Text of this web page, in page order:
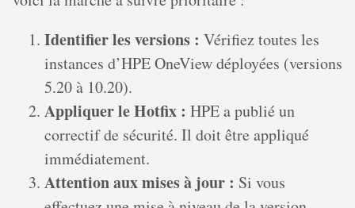
Identifier les versions : Vérifiez toutes les
instances d’HPE OneView déployées (versions
5.20 à 10.20).
Appliquer le Hotfix : HPE a publié un
correctif de sécurité. Il doit être appliqué
immédiatement.
Attention aux mises à jour : Si vous